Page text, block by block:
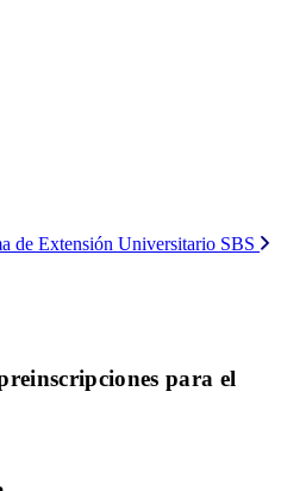
de Extensión Universitario SBS
para el